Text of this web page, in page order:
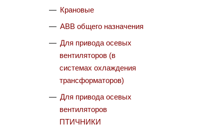
Крановые
АВВ общего назначения
Для привода осевых
вентиляторов (в
системах охлаждения
трансформаторов)
Для привода осевых
вентиляторов
ПТИЧНИКИ